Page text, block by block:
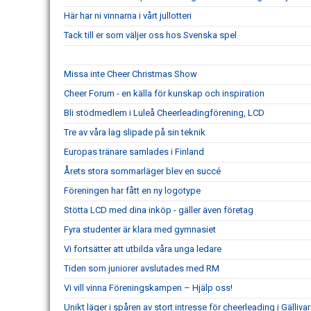
Här har ni vinnarna i vårt jullotteri
Tack till er som väljer oss hos Svenska spel
Missa inte Cheer Christmas Show
Cheer Forum - en källa för kunskap och inspiration
Bli stödmedlem i Luleå Cheerleadingförening, LCD
Tre av våra lag slipade på sin teknik
Europas tränare samlades i Finland
Årets stora sommarläger blev en succé
Föreningen har fått en ny logotype
Stötta LCD med dina inköp - gäller även företag
Fyra studenter är klara med gymnasiet
Vi fortsätter att utbilda våra unga ledare
Tiden som juniorer avslutades med RM
Vi vill vinna Föreningskampen – Hjälp oss!
Unikt läger i spåren av stort intresse för cheerleading i